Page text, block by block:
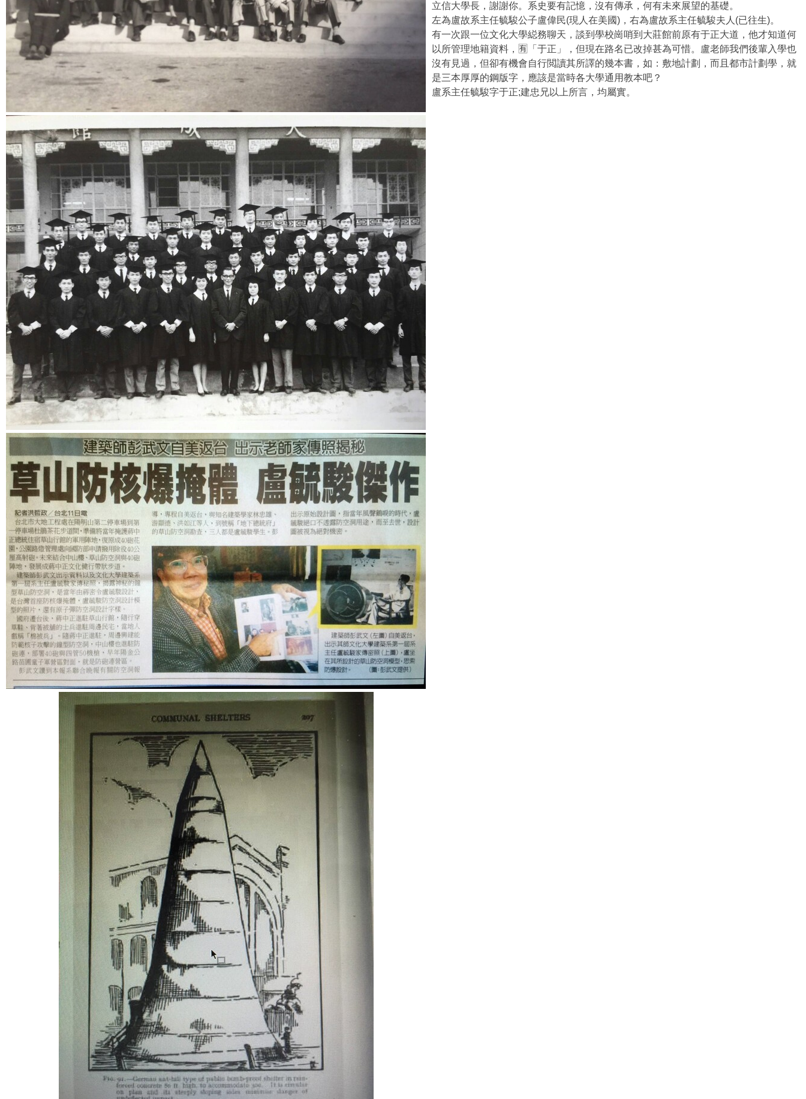
立信大學長，謝謝你。系史要有記憶，沒有傳承，何有未來展望的基礎。
左為盧故系主任毓駿公子盧偉民(現人在美國)，右為盧故系主任毓駿夫人(已往生)。
有一次跟一位文化大學縂務聊天，談到學校崗哨到大莊館前原有于正大道，他才知道何
以所管理地籍資料，🈶️「于正」，但現在路名已改掉甚為可惜。盧老師我們後輩入學也
沒有見過，但卻有機會自行閲讀其所譯的幾本書，如：敷地計劃，而且都市計劃學，就
是三本厚厚的鋼版字，應該是當時各大學通用教本吧？
盧系主任毓駿字于正;建忠兄以上所言，均屬實。